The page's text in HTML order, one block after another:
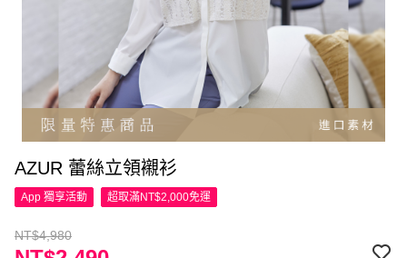
AZUR 蕾絲立領襯衫
App 獨享活動 超取滿NT$2,000免運
NT$4,980